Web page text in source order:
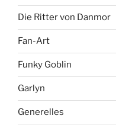
Die Ritter von Danmor
Fan-Art
Funky Goblin
Garlyn
Generelles